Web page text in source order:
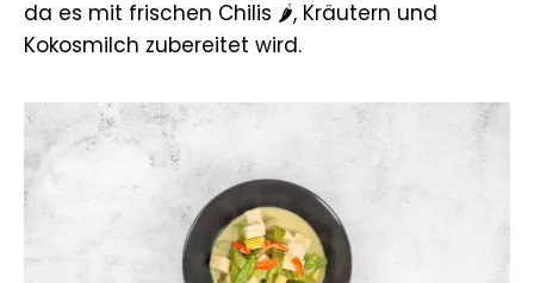
da es mit frischen Chilis 🌶️, Kräutern und
Kokosmilch zubereitet wird.